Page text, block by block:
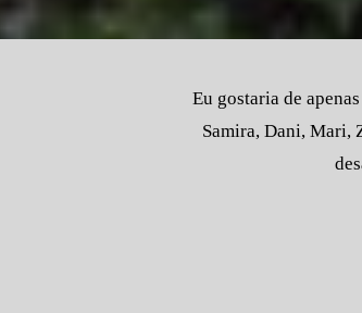
Eu gostaria de
Samira, Dani, Mari,